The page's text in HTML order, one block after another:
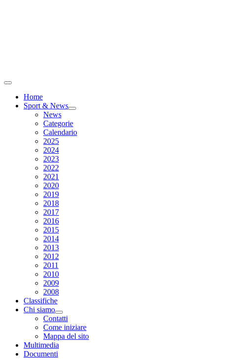
Home
Sport & News
News
Categorie
Calendario
2025
2024
2023
2022
2021
2020
2019
2018
2017
2016
2015
2014
2013
2012
2011
2010
2009
2008
Classifiche
Chi siamo
Contatti
Come iniziare
Mappa del sito
Multimedia
Documenti